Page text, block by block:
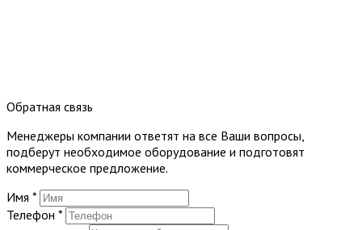
Обратная связь
Менеджеры компании ответят на все Ваши вопросы,
подберут необходимое оборудование и подготовят
коммерческое предложение.
Имя *
Телефон *